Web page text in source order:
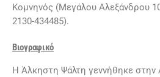
Κομνηνός (Μεγάλου Αλεξάνδρου
2130-434485).
Βιογραφικό
Η Άλκηστη Ψάλτη γεννήθηκε